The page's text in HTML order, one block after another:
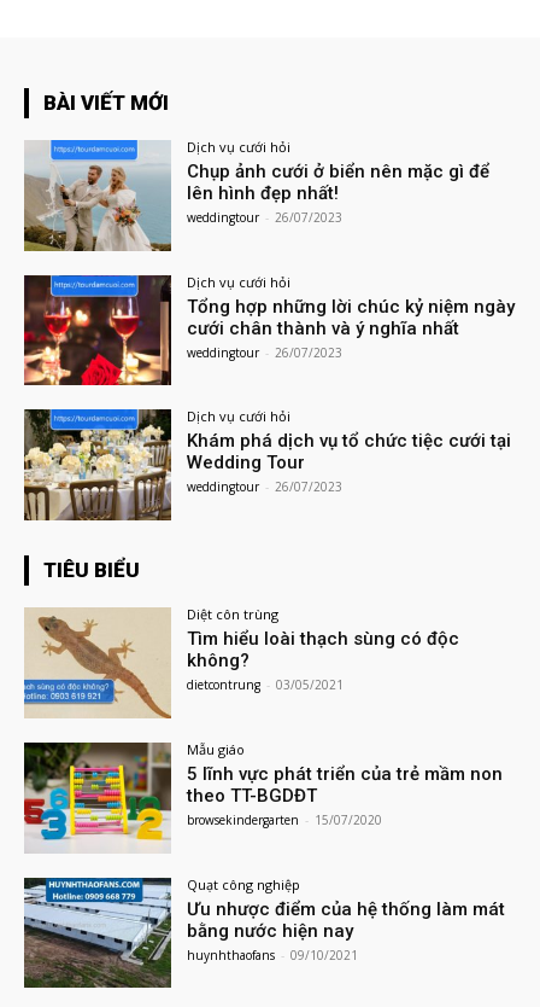
BÀI VIẾT MỚI
Dịch vụ cưới hỏi
Chụp ảnh cưới ở biển nên mặc gì để
lên hình đẹp nhất!
weddingtour - 26/07/2023
Dịch vụ cưới hỏi
Tổng hợp những lời chúc kỷ niệm ngày
cưới chân thành và ý nghĩa nhất
weddingtour - 26/07/2023
Dịch vụ cưới hỏi
Khám phá dịch vụ tổ chức tiệc cưới tại
Wedding Tour
weddingtour - 26/07/2023
TIÊU BIỂU
Diệt côn trùng
Tìm hiểu loài thạch sùng có độc
không?
dietcontrung - 03/05/2021
Mẫu giáo
5 lĩnh vực phát triển của trẻ mầm non
theo TT-BGDĐT
browsekindergarten - 15/07/2020
Quạt công nghiệp
Ưu nhược điểm của hệ thống làm mát
bằng nước hiện nay
huynhthaofans - 09/10/2021